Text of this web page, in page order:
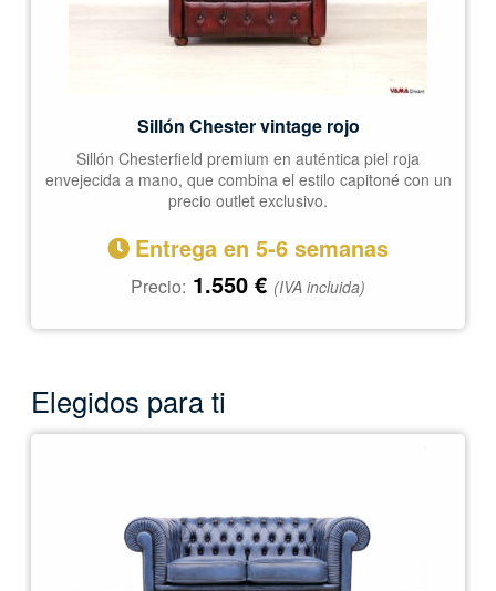
Sillón Chester vintage rojo
Sillón Chesterfield premium en auténtica piel roja
envejecida a mano, que combina el estilo capitoné con un
precio outlet exclusivo.
Entrega en 5-6 semanas
Precio: 1.550 € (IVA incluida)
Elegidos para ti